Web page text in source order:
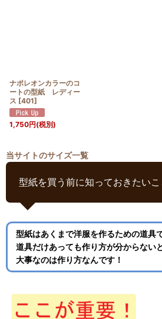
ナポレオンカラーのコ
ートの型紙 レディー
ス [401]
1,750円(税別)
当サイトのサイズ一覧
型紙を買う前に知っておきたいこ
型紙はあくまで洋服を作るための道具で
道具だけあっても作り方が分からない
大事なのは作り方なんです！